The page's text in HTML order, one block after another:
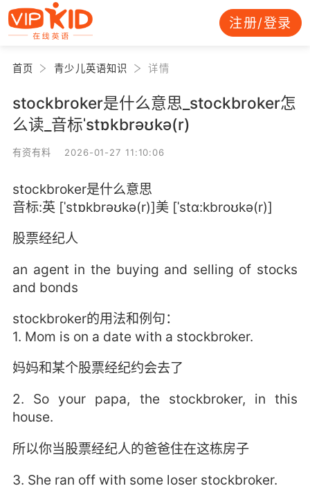
注册/登录
首页 青少儿英语知识 详情
stockbroker是什么意思_stockbroker怎
么读_音标ˈstɒkbrəʊkə(r)
有资有料 2026-01-27 11:10:06
stockbroker是什么意思
音标:英 [ˈstɒkbrəʊkə(r)]美 [ˈstɑ:kbroʊkə(r)]
股票经纪人
an agent in the buying and selling of stocks
and bonds
stockbroker的用法和例句：
1. Mom is on a date with a stockbroker.
妈妈和某个股票经纪约会去了
2. So your papa, the stockbroker, in this
house.
所以你当股票经纪人的爸爸住在这栋房子
3. She ran off with some loser stockbroker.